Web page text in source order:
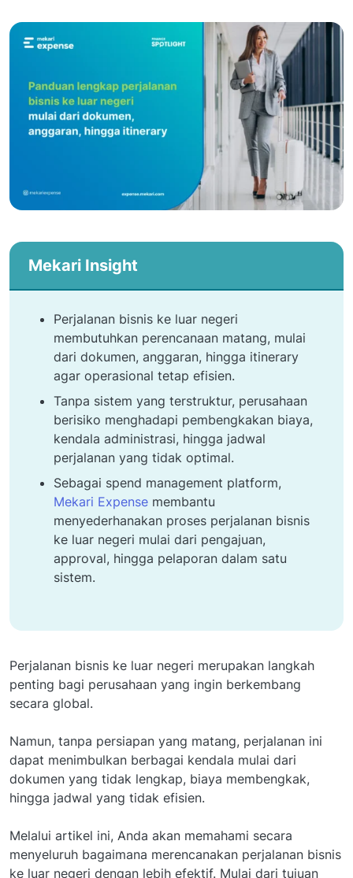
Mekari Insight
Perjalanan bisnis ke luar negeri
membutuhkan perencanaan matang, mulai
dari dokumen, anggaran, hingga itinerary
agar operasional tetap efisien.
Tanpa sistem yang terstruktur, perusahaan
berisiko menghadapi pembengkakan biaya,
kendala administrasi, hingga jadwal
perjalanan yang tidak optimal.
Sebagai spend management platform,
Mekari Expense membantu
menyederhanakan proses perjalanan bisnis
ke luar negeri mulai dari pengajuan,
approval, hingga pelaporan dalam satu
sistem.
Perjalanan bisnis ke luar negeri merupakan langkah
penting bagi perusahaan yang ingin berkembang
secara global.
Namun, tanpa persiapan yang matang, perjalanan ini
dapat menimbulkan berbagai kendala mulai dari
dokumen yang tidak lengkap, biaya membengkak,
hingga jadwal yang tidak efisien.
Melalui artikel ini, Anda akan memahami secara
menyeluruh bagaimana merencanakan perjalanan bisnis
ke luar negeri dengan lebih efektif. Mulai dari tujuan